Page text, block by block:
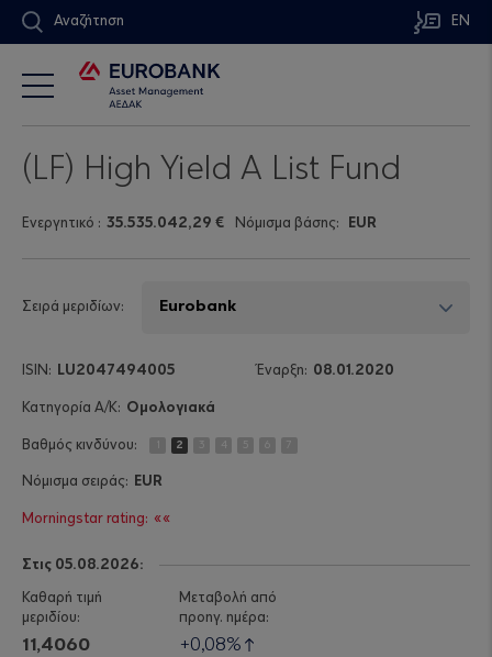
Αναζήτηση EN
(LF) High Yield A List Fund
Νόμισμα βάσης: EUR
Ενεργητικό : 35.535.042,29 €
Σειρά μεριδίων:
LU2047494005
Ομολογιακά
2 3 7
EUR
08.01.2020
««
Στις 05.08.2026:
11,4060 0,08%